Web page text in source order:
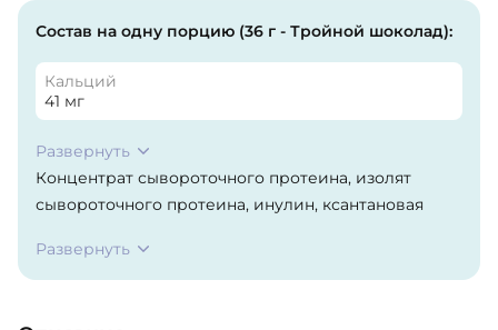
Состав на одну порцию (36 г - Тройной шоколад):
Кальций
41 мг
Развернуть
Концентрат сывороточного протеина, изолят
сывороточного протеина, инулин, ксантановая
искусственные ароматизаторы, цитрат калия,
ацесульфам калия, сукралоза, соевый лецитин.
Развернуть